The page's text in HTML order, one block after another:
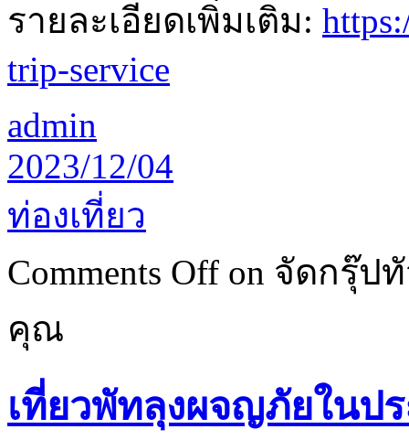
รายละเอียดเพิ่มเติม:
trip-service
admin
2023/12/04
ท่องเที่ยว
Comments Off on จัดกรุ๊ป
คุณ
เที่ยวพัทลุงผจญภัยในป